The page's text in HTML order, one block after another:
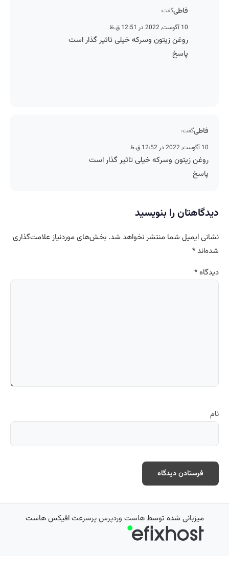
فاطیگفت:
10 آگوست, 2022 در 12:51 ق.ظ
روغن زیتون وسرکه خیلی تاثیر گذار است
پاسخ
فاطیگفت:
10 آگوست, 2022 در 12:52 ق.ظ
روغن زیتون وسرکه خیلی تاثیر گذار است
پاسخ
دیدگاهتان را بنویسید
نشانی ایمیل شما منتشر نخواهد شد. بخش‌های موردنیاز علامت‌گذاری
شده‌اند*
دیدگاه*
نام
میزبانی شده توسطهاست وردپرس پرسرعتافیکس هاست